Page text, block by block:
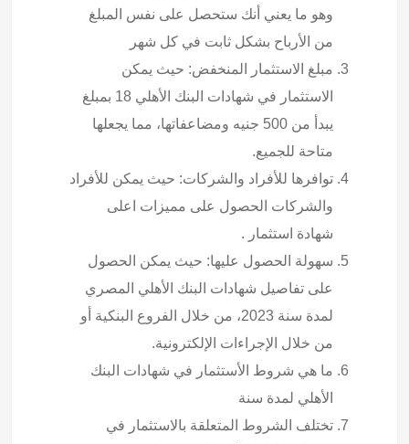
وهو ما يعني أنك ستحصل على نفس المبلغ
من الأرباح بشكل ثابت في كل شهر
مبلغ الاستثمار المنخفض: حيث يمكن
الاستثمار في شهادات البنك الأهلي 18 بمبلغ
يبدأ من 500 جنيه ومضاعفاتها، مما يجعلها
متاحة للجميع.
توافرها للأفراد والشركات: حيث يمكن للأفراد
والشركات الحصول على مميزات اعلى
شهادة استثمار .
سهولة الحصول عليها: حيث يمكن الحصول
على تفاصيل شهادات البنك الأهلي المصري
لمدة سنة 2023، من خلال الفروع البنكية أو
من خلال الإجراءات الإلكترونية.
ما هي شروط الأستثمار في شهادات البنك
الأهلي لمدة سنة
تختلف الشروط المتعلقة بالاستثمار في